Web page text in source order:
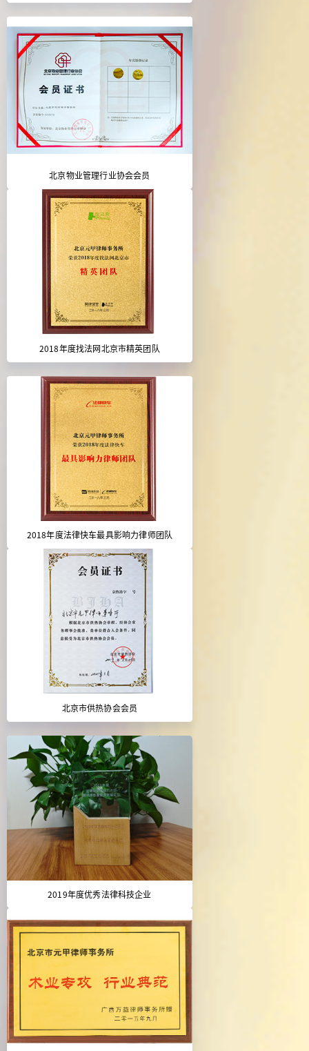
北京物业管理行业协会会员
2018年度找法网北京市精英团队
2018年度法律快车最具影响力律师团队
北京市供热协会会员
2019年度优秀法律科技企业